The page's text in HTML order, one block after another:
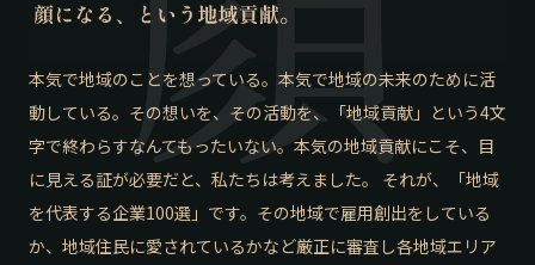
本気で地域のことを想っている。本気で地域の未来のために活
動している。その想いを、その活動を、「地域貢献」という4文
字で終わらすなんてもったいない。本気の地域貢献にこそ、目
に見える証が必要だと、私たちは考えました。 それが、「地域
を代表する企業100選」です。その地域で雇用創出をしている
か、地域住民に愛されているかなど厳正に審査し各地域エリア